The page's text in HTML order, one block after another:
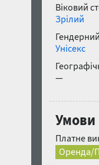
Віковий
Зрілий
Унісекс
—
Умови
Платне
Оренда/